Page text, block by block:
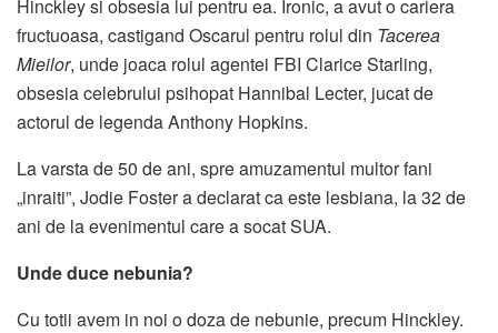
Hinckley si obsesia lui pentru ea. Ironic, a avut o cariera
fructuoasa, castigand Oscarul pentru rolul din Tacerea
Mieilor, unde joaca rolul agentei FBI Clarice Starling,
obsesia celebrului psihopat Hannibal Lecter, jucat de
actorul de legenda Anthony Hopkins.
La varsta de 50 de ani, spre amuzamentul multor fani
„inraiti”, Jodie Foster a declarat ca este lesbiana, la 32 de
ani de la evenimentul care a socat SUA.
Unde duce nebunia?
Cu totii avem in noi o doza de nebunie, precum Hinckley.